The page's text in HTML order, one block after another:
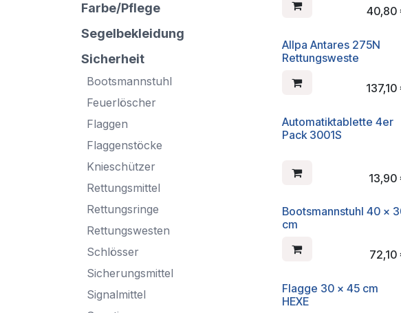
Farbe/Pflege
Segelbekleidung
Sicherheit
Bootsmannstuhl
Feuerlöscher
Flaggen
Flaggenstöcke
Knieschützer
Rettungsmittel
Rettungsringe
Rettungswesten
Schlösser
Sicherungsmittel
Signalmittel
40,80
Allpa Antares 275N
Rettungsweste
137,10
Automatiktablette 4er
Pack 3001S
13,90
Bootsmannstuhl 40 x
cm
72,10
Flagge 30 x 45 cm
HEXE